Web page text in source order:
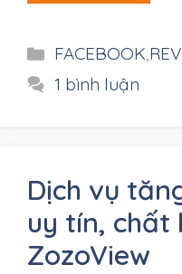
Danh
mục
FACEBOOK,
1 bình luận
Dịch vụ
uy tín, chất
ZozoView